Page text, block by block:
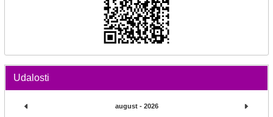
Udalosti
august - 2026